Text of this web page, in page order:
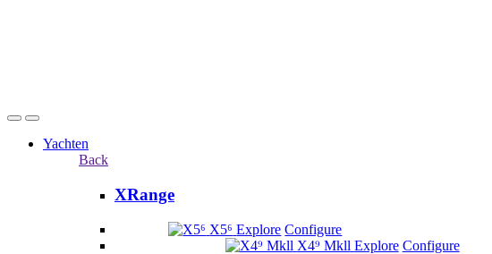
Yachten
Back
XRange
X5⁶ Explore Configure
X4⁹ Mkll Explore Configure